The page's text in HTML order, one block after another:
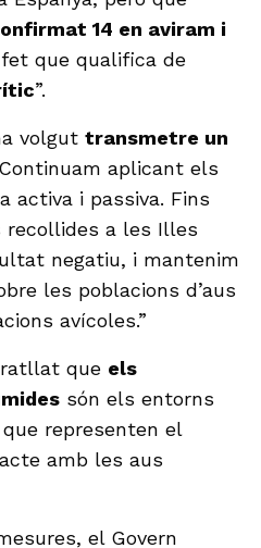
14 en aviram i
que qualifica de
”.
volguttransmetre un
aplicant els
activa i passiva. Fins
a les Illes
negatiu, i mantenim
les poblacions d’aus
avícoles.”
que els
són els entorns
representen el
amb les aus
el Govern